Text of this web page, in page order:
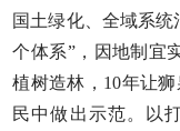
国土绿化、全域系统
个体系”，因地制宜
植树造林，10年让
民中做出示范。以